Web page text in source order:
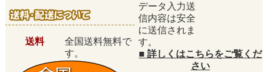
データ入力送
信内容は安全
に送信されま
す。
■ 詳しくはこちらをご覧くだ
さい
送料
全国送料無料で
す。